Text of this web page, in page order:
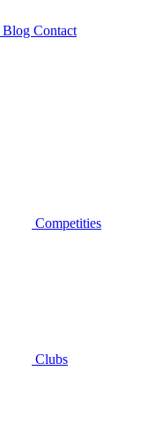
Blog Contact
Competities
Clubs